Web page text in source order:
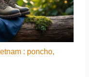
: poncho,